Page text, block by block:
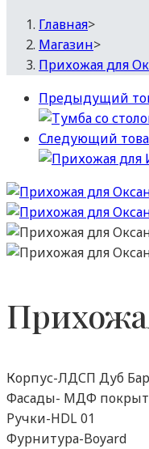
Главная>
Магазин>
Прихожая для
Предыдущий
Следующий
Корпус-ЛДСП Дуб
Фасады- МДФ
Ручки-HDL 01
Фурнитура-Boyard